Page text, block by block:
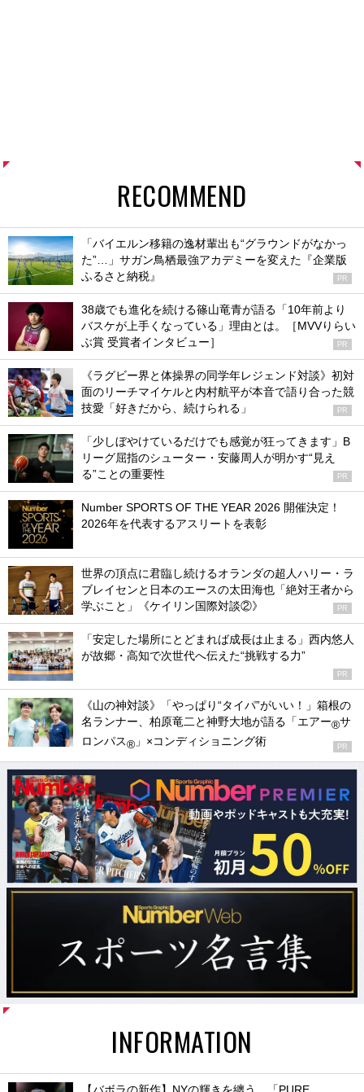
RECOMMEND
「バイエルン移籍の逸材輩出も“グラウンドがなかっ
た”…」サガン鳥栖最強アカデミーを変えた『企業版
ふるさと納税』
PR
38歳でも進化を続ける篠山竜青が語る「10年前より
バスケが上手くなっている」理由とは。［MVVりらい
ぶ賞 受賞者インタビュー］
PR
《ラグビー界と体操界の同学年レジェンド対談》初対
面のリーチマイケルと内村航平が本音で語り合った競
技愛「好きだから、続けられる」
PR
「少しぼやけているだけでも感覚が狂ってきます」B
リーグ屈指のシューター・安藤周人が明かす“見え
る”ことの重要性
PR
Number SPORTS OF THE YEAR 2026 開催決定！
2026年を代表するアスリートを表彰
世界の頂点に君臨し続けるオランダの超人ハリー・ラ
ブレイセンと日本のエースの太田海也「絶対王者から
学ぶこと」《ケイリン国際対談②》
PR
「安定した場所にとどまれば成長は止まる」西内悠人
が故郷・高知で次世代へ伝えた“挑戦する力”
PR
《山の神対談》「やっぱり“タイパ”がいい！」箱根の
名ランナー、柏原竜二と神野大地が語る「エアー®サ
ロンパス® 」×コンディショニング術 PR
INFORMATION